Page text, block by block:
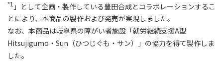
*1 」として企画・製作している豊田合成とコラボレーションするこ
とにより、本商品の製作および発売が実現しました。
なお、本商品は岐阜県の障がい者施設「就労継続支援A型
Hitsujigumo・Sun（ひつじぐも・サン）」の協力を得て製作しま
した。